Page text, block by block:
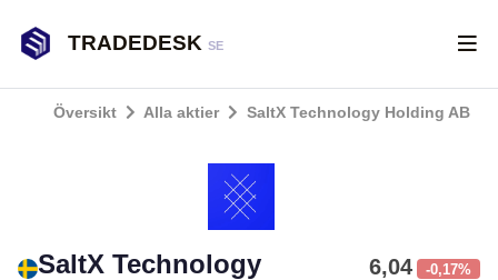
TRADEDESK SE
Översikt Alla aktier SaltX Technology Holding AB
SaltX Technology
6,04 -0,17%